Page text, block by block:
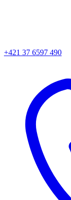
+421 37 6597 490